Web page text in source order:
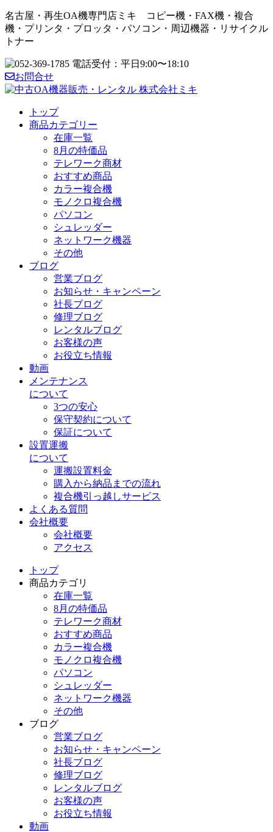
名古屋・再生OA機専門店ミキ コピー機・FAX機・複合
機・プリンタ・プロッタ・パソコン・周辺機器・リサイクル
トナー
お問合せ
トップ
商品カテゴリー
在庫一覧
8月の特価品
テレワーク商材
おすすめ商品
カラー複合機
モノクロ複合機
パソコン
シュレッダー
ネットワーク機器
その他
ブログ
営業ブログ
お知らせ・キャンペーン
社長ブログ
修理ブログ
レンタルブログ
お客様の声
お役立ち情報
動画
メンテナンス
について
3つの安心
保守契約について
保証について
設置運搬
について
運搬設置料金
購入から納品までの流れ
複合機引っ越しサービス
よくある質問
会社概要
会社概要
アクセス
トップ
商品カテゴリ
在庫一覧
8月の特価品
テレワーク商材
おすすめ商品
カラー複合機
モノクロ複合機
パソコン
シュレッダー
ネットワーク機器
その他
ブログ
営業ブログ
お知らせ・キャンペーン
社長ブログ
修理ブログ
レンタルブログ
お客様の声
お役立ち情報
動画